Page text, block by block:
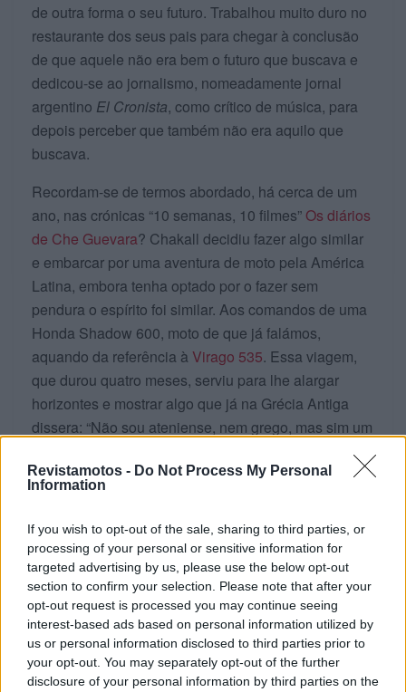
Revistamotos - Do Not Process My Personal
Information
If you wish to opt-out of the sale, sharing to third parties, or
processing of your personal or sensitive information for
targeted advertising by us, please use the below opt-out
section to confirm your selection. Please note that after your
opt-out request is processed you may continue seeing
interest-based ads based on personal information utilized by
us or personal information disclosed to third parties prior to
your opt-out. You may separately opt-out of the further
disclosure of your personal information by third parties on the
de outra forma o seu futuro. Trabalhou muito duro no
restaurante dos seus pais para chegar à conclusão
de que aquele não era bem o futuro que buscava e
dedicou-se ao jornalismo, nomeadamente jornal
argentino El Cronista, como crítico de música, para
depois perceber que também não era aquilo que
buscava.
Recordam-se de termos abordado, há cerca de um
ano, nas crónicas “10 semanas, 10 filmes” Os diários
de Che Guevara? Chakall decidiu fazer algo similar
e embarcar por uma aventura de moto pela América
Latina, embora tenha optado por o fazer sem
pendura o espírito foi similar. Aos comandos de uma
Honda Shadow 600, moto de que já falámos,
aquando da referência à Virago 535. Essa viagem,
que durou quatro meses, serviu para lhe alargar
horizontes e mostrar algo que já na Grécia Antiga
dissera: “Não sou ateniense, nem grego, mas sim um
Finda essa viagem atravessa o Atlântico, chega a
cerca de dois anos enceta nova viagem, desta vez
por África, ao volante de um 4×4 para descobrir o
Continente, as pessoas ou a culinária. Só depois
acaba por verdadeiramente descobrir Portugal que
acaba por se tornar o seu porto de abrigo, o que não
invalida que não continue a ser um viajante
compulsivo e a passar muito do seu tempo pelo